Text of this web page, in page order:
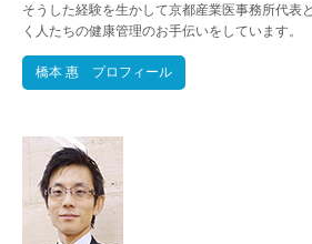
そうした経験を生かして京都産業医事務所代表
く人たちの健康管理のお手伝いをしています。
橋本 惠 プロフィール